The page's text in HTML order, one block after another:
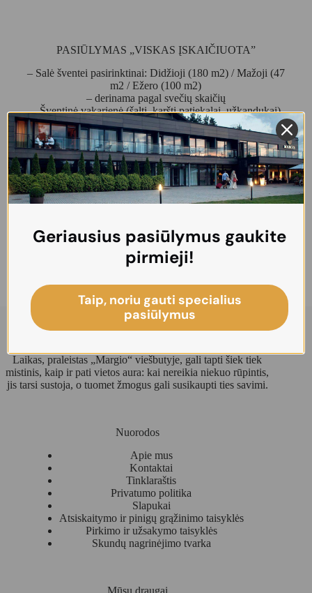
PASIŪLYMAS „VISKAS ĮSKAIČIUOTA”
– Salė šventei pasirinktinai: Didžioji (180 m2) / Mažoji (47
m2 / Ežero (100 m2)
– derinama pagal svečių skaičių
– Šventinė vakarienė (šalti, karšti patiekalai, užkandukai)
– Vaisvandeniai (sultys, stalo vanduo, kava, arbata)
Dėl pasiūlymo teirautis:
Aušratel: +370 685 35303
vadyba@margis.lt
DETALESNĘ INFORMACIJĄ
Aušra, tel.+370 685 35303
vadyba@margis.lt
Laikas, praleistas „Margio“ viešbutyje, gali tapti šiek tiek
mistinis, kaip ir pati vietos aura: kai nereikia niekuo rūpintis,
jis tarsi sustoja, o tuomet žmogus gali susikaupti ties savimi.
Nuorodos
Apie mus
Kontaktai
Tinklaraštis
Privatumo politika
Slapukai
Atsiskaitymo ir pinigų grąžinimo taisyklės
Pirkimo ir užsakymo taisyklės
Skundų nagrinėjimo tvarka
Mūsų draugai
Geriausius pasiūlymus gaukite
pirmieji!
Taip, noriu gauti specialius
pasiūlymus